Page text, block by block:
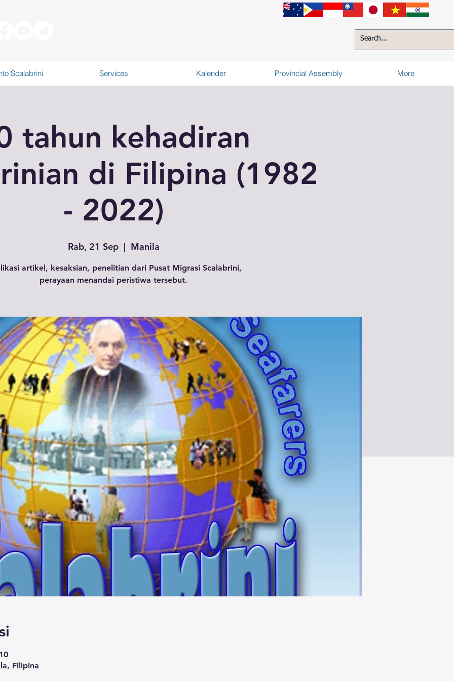
Scalabrini Services Kalender Provincial Assembly More
tahun kehadiran
di Filipina (1982
- 2022)
Rab, 21 Sep
  |
Manila
artikel, kesaksian, penelitian dari Pusat Migrasi Scalabrini,
perayaan menandai peristiwa tersebut.
Filipina